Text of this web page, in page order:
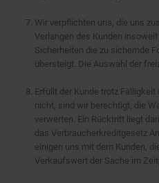
Wir verpflichten uns, die uns
Verlangen des Kunden
Sicherheiten die zu sichernde
übersteigt. Die Auswahl der
Erfüllt der Kunde trotz
nicht, sind wir berechtigt, die
verwerten. Ein Rücktritt liegt
das Verbraucherkreditgesetz
einigen uns mit dem Kunden,
Verkaufswert der Sache im